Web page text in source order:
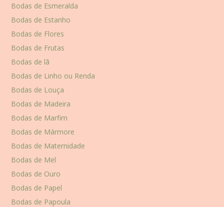
Bodas de Esmeralda
Bodas de Estanho
Bodas de Flores
Bodas de Frutas
Bodas de lã
Bodas de Linho ou Renda
Bodas de Louça
Bodas de Madeira
Bodas de Marfim
Bodas de Mármore
Bodas de Maternidade
Bodas de Mel
Bodas de Ouro
Bodas de Papel
Bodas de Papoula